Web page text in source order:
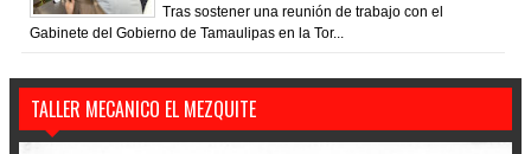
Tras sostener una reunión de trabajo con el
Gabinete del Gobierno de Tamaulipas en la Tor...
TALLER MECANICO EL MEZQUITE